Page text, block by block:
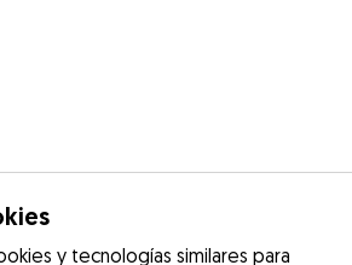
y tecnologías similares para